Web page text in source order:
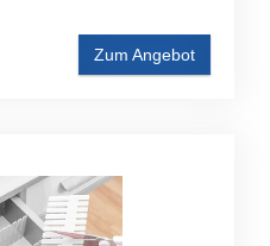
Zum Angebot